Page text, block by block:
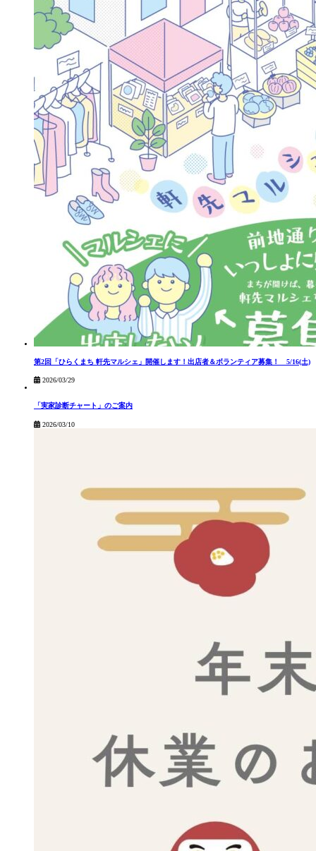
第2回「ひらくまち 軒先マルシェ」開催します！出店者＆ボランティア募集！ 5/16(土)
2026/03/29
「実家診断チャート」のご案内
2026/03/10